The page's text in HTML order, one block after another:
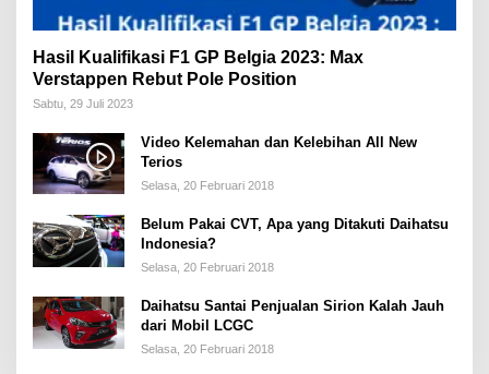
Hasil Kualifikasi F1 GP Belgia 2023: Max
Verstappen Rebut Pole Position
Sabtu, 29 Juli 2023
Video Kelemahan dan Kelebihan All New
Terios
Selasa, 20 Februari 2018
Belum Pakai CVT, Apa yang Ditakuti Daihatsu
Indonesia?
Selasa, 20 Februari 2018
Daihatsu Santai Penjualan Sirion Kalah Jauh
dari Mobil LCGC
Selasa, 20 Februari 2018